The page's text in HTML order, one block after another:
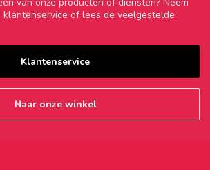
of lees de veelgestelde
Klantenservice
Naar onze winkel